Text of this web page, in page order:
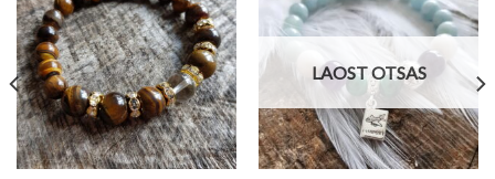
LAOST OTSAS